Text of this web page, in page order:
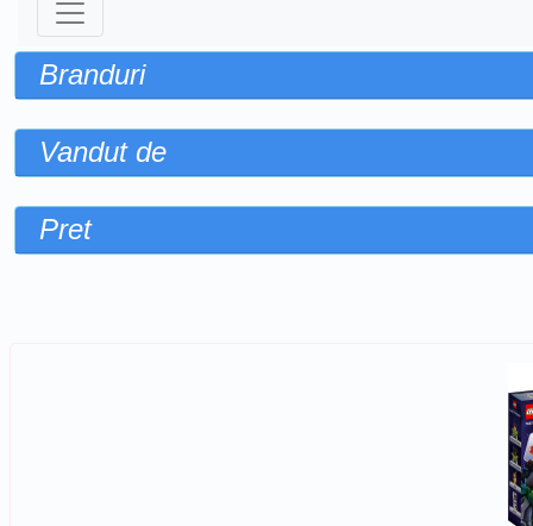
Branduri
Vandut de
Pret